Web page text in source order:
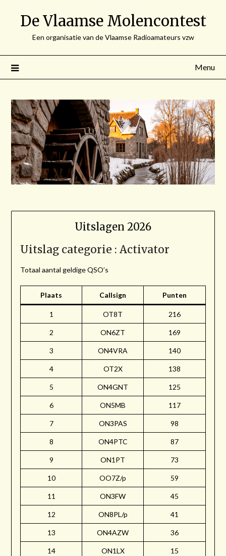
De Vlaamse Molencontest
Een organisatie van de Vlaamse Radioamateurs vzw
Menu
Uitslagen 2026
Uitslag categorie : Activator
Totaal aantal geldige QSO’s
Plaats Callsign Punten
1 OT8T 216
2 ON6ZT 169
3 ON4VRA 140
4 OT2X 138
5 ON4GNT 125
6 ON5MB 117
7 ON3PAS 98
8 ON4PTC 87
9 ON1PT 73
10 OO7Z/p 59
11 ON3FW 45
12 ON8PL/p 41
13 ON4AZW 36
14 ON1LX 15